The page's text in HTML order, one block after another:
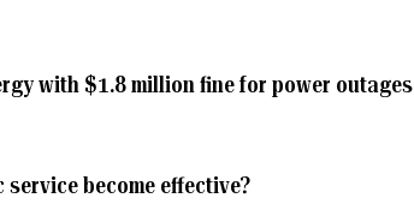
with $1.8 million fine for power outages
become effective?